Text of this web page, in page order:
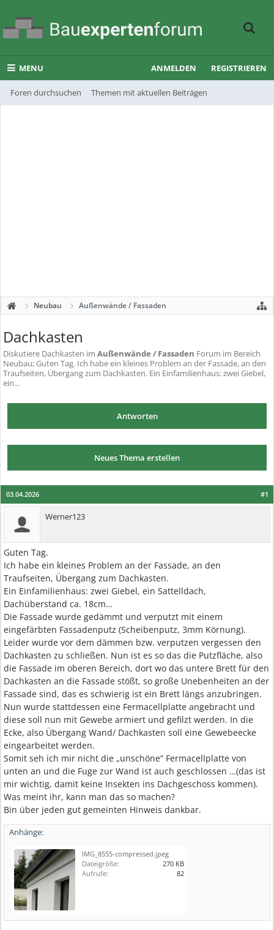
MENU
Foren durchsuchen Themen mit aktuellen Beiträgen
ANMELDEN REGISTRIEREN
Neubau Außenwände / Fassaden
Dachkasten
Diskutiere Dachkasten im Außenwände / Fassaden Forum im Bereich
Neubau; Guten Tag. Ich habe ein kleines Problem an der Fassade, an den
Traufseiten, Übergang zum Dachkasten. Ein Einfamilienhaus: zwei Giebel,
ein...
Antworten
Neues Thema erstellen
#1
03.04.2026
Werner123
Guten Tag.
Ich habe ein kleines Problem an der Fassade, an den
Traufseiten, Übergang zum Dachkasten.
Ein Einfamilienhaus: zwei Giebel, ein Sattelldach,
Dachüberstand ca. 18cm…
Die Fassade wurde gedämmt und verputzt mit einem
eingefärbten Fassadenputz (Scheibenputz, 3mm Körnung).
Leider wurde vor dem dämmen bzw. verputzen vergessen den
Dachkasten zu schließen. Nun ist es so das die Putzfläche, also
die Fassade im oberen Bereich, dort wo das untere Brett für den
Dachkasten an die Fassade stößt, so große Unebenheiten an der
Fassade sind, das es schwierig ist ein Brett längs anzubringen.
Nun wurde stattdessen eine Fermacellplatte angebracht und
diese soll nun mit Gewebe armiert und gefilzt werden. In die
Ecke, also Übergang Wand/ Dachkasten soll eine Gewebeecke
eingearbeitet werden.
Somit seh ich mir nicht die „unschöne“ Fermacellplatte von
unten an und die Fuge zur Wand ist auch geschlossen …(das ist
mir wichtig, damit keine Insekten ins Dachgeschoss kommen).
Was meint ihr, kann man das so machen?
Bin über jeden gut gemeinten Hinweis dankbar.
Anhänge:
IMG_8555-compressed.jpeg
Dateigröße:
270 KB
Aufrufe:
82